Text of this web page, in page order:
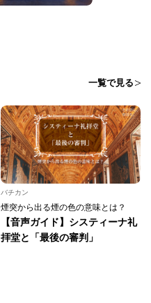
一覧で見る
バチカン
煙突から出る煙の色の意味とは？
【音声ガイド】システィーナ礼
拝堂と「最後の審判」